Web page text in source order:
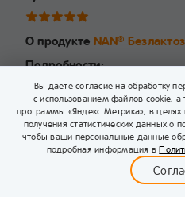
Бейбимания
О продукте NAN®
Подробности:
служить питанием для
профилактика от коликов
второго сынулю от коликов
безлактозной Нан.
1
Вы даёте согласие на обработку
с использованием файлов cookie,
программы «Яндекс Метрика», в целях
получения статистических данных о
чтобы ваши персональные данные
подробная информация в